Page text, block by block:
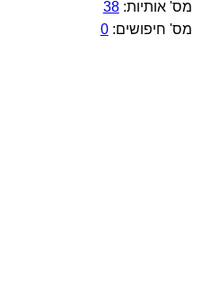
מס' אותיות:38
מס' חיפושים:0